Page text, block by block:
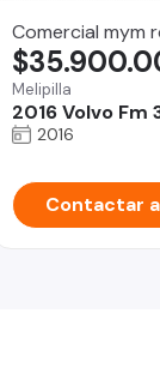
Comercial mym
Melipilla
2016 Volvo
2016
Contactar